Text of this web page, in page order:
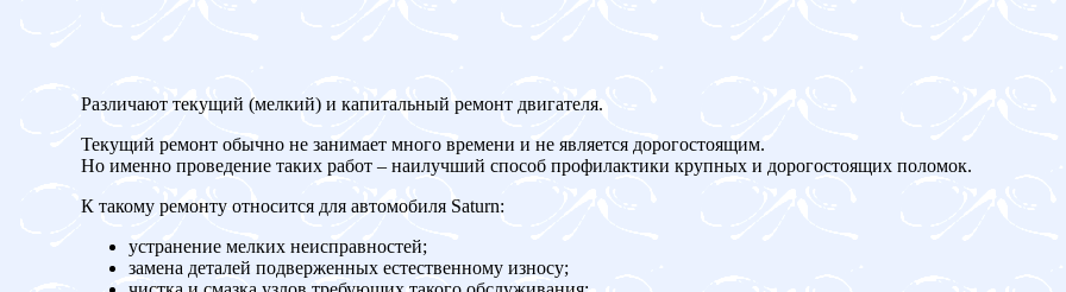
Различают текущий (мелкий) и капитальный ремонт двигателя.
Текущий ремонт обычно не занимает много времени и не является дорогостоящим.
Но именно проведение таких работ – наилучший способ профилактики крупных и дорогостоящих поломок.
К такому ремонту относится для автомобиля Saturn:
устранение мелких неисправностей;
замена деталей подверженных естественному износу;